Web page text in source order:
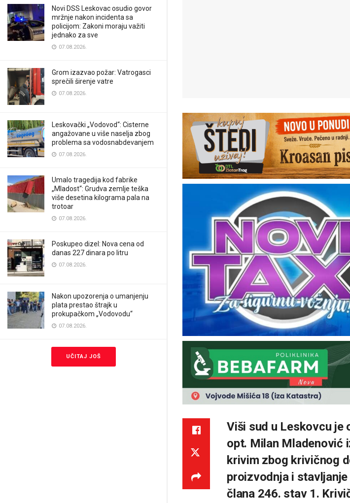
Novi DSS Leskovac osudio govor
mržnje nakon incidenta sa
policijom: Zakoni moraju važiti
jednako za sve
07.08.2026.
Grom izazvao požar: Vatrogasci
sprečili širenje vatre
07.08.2026.
Leskovački „Vodovod“: Cisterne
angažovane u više naselja zbog
problema sa vodosnabdevanjem
07.08.2026.
Umalo tragedija kod fabrike
„Mladost“: Grudva zemlje teška
više desetina kilograma pala na
trotoar
07.08.2026.
Poskupeo dizel: Nova cena od
danas 227 dinara po litru
07.08.2026.
Nakon upozorenja o umanjenju
plata prestao štrajk u
prokupačkom „Vodovodu“
07.08.2026.
UČITAJ JOŠ
Viši sud u Leskovcu je
opt. Milan Mladenović
krivim zbog krivičnog
proizvodnja i
člana 246. stav 1.